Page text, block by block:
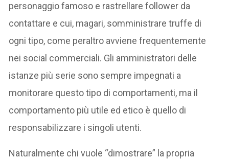
personaggio famoso e rastrellare follower da
contattare e cui, magari, somministrare truffe di
ogni tipo, come peraltro avviene frequentemente
nei social commerciali. Gli amministratori delle
istanze più serie sono sempre impegnati a
monitorare questo tipo di comportamenti, ma il
comportamento più utile ed etico è quello di
responsabilizzare i singoli utenti.
Naturalmente chi vuole “dimostrare” la propria